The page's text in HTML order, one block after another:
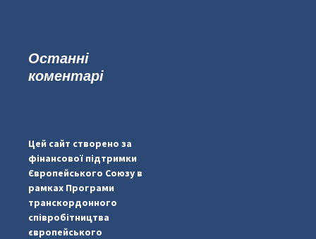
Останні
коментарі
Цей сайт створено за
фінансової підтримки
Європейського Союзу в
рамках Програми
транскордонного
співробітництва
європейського